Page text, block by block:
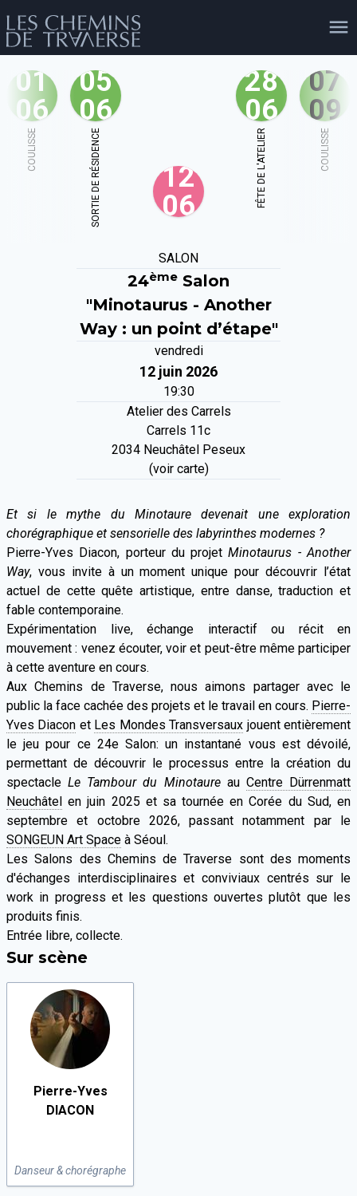
agenda personnes shop
facebook
01
06
COULISSE
05
06
SORTIE DE RÉSIDENCE
12
06
28
06
FÊTE DE L'ATELIER
07
09
COULISSE
SALON
24ème Salon
"Minotaurus - Another
Way : un point d’étape"
vendredi
12 juin 2026
19:30
Atelier des Carrels
Carrels 11c
2034 Neuchâtel Peseux
(voir carte)
Et si le mythe du Minotaure devenait une exploration
chorégraphique et sensorielle des labyrinthes modernes ?
Pierre-Yves Diacon, porteur du projetMinotaurus - Another
Way, vous invite à un moment unique pour découvrir l’état
actuel de cette quête artistique, entre danse, traduction et
fable contemporaine.
Expérimentation live, échange interactif ou récit en
mouvement : venez écouter, voir et peut-être même participer
à cette aventure en cours.
Aux Chemins de Traverse, nous aimons partager avec le
public la face cachée des projets et le travail en cours. Pierre-
Yves Diacon et Les Mondes Transversaux jouent entièrement
le jeu pour ce 24e Salon: un instantané vous est dévoilé,
permettant de découvrir le processus entre la création du
spectacleLe Tambour du Minotaureau Centre Dürrenmatt
Neuchâtel en juin 2025 et sa tournée en Corée du Sud, en
septembre et octobre 2026, passant notamment par le
SONGEUN Art Space à Séoul.
Les Salons des Chemins de Traverse sont des moments
d'échanges interdisciplinaires et conviviaux centrés sur le
work in progress et les questions ouvertes plutôt que les
produits finis.
Entrée libre, collecte.
Sur scène
Pierre-Yves
DIACON
Danseur & chorégraphe